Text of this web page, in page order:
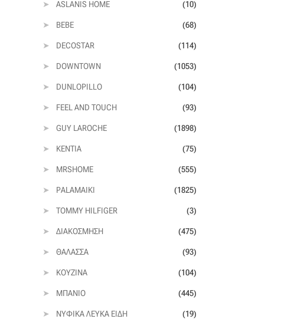
ASLANIS HOME (10)
BEBE (68)
DECOSTAR (114)
DOWNTOWN (1053)
DUNLOPILLO (104)
FEEL AND TOUCH (93)
GUY LAROCHE (1898)
KENTIA (75)
MRSHOME (555)
PALAMAIKI (1825)
TOMMY HILFIGER (3)
ΔΙΑΚΌΣΜΗΣΗ (475)
ΘΆΛΑΣΣΑ (93)
ΚΟΥΖΊΝΑ (104)
ΜΠΆΝΙΟ (445)
ΝΥΦΙΚΆ ΛΕΥΚΆ ΕΊΔΗ (19)